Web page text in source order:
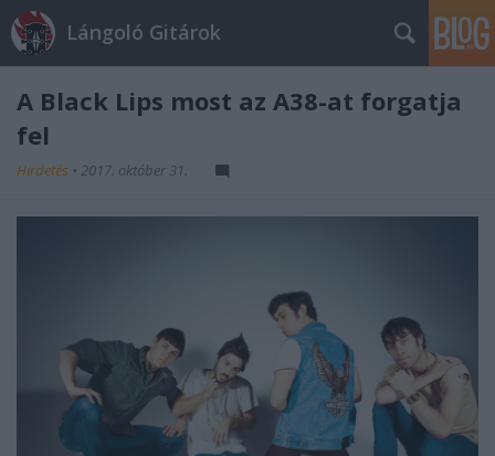
Lángoló Gitárok
A Black Lips most az A38-at forgatja
fel
Hirdetés • 2017. október 31.